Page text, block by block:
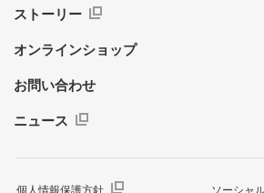
ストーリー
オンラインショップ
お問い合わせ
ニュース
個人情報保護方針 ソーシャ